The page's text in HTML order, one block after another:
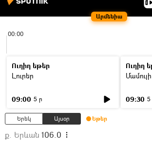
Արմենիա
00:00
Ուղիղ եթեր
Լուրեր
09:00 5 ր
Ուղիղ
09:30 5
Երեկ Այսօր Եթեր
ք. Երևան 106.0